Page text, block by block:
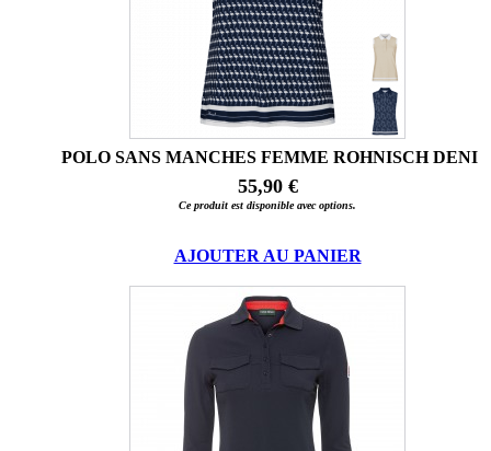
POLO SANS MANCHES FEMME ROHNISCH DENI
55,90 €
Ce produit est disponible avec options.
AJOUTER AU PANIER